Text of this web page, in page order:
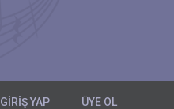
GIRIŞ YAP ÜYE OL